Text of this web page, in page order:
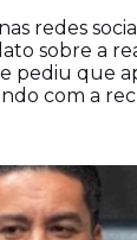
das
o
redes
sobre a
pediu que
com a